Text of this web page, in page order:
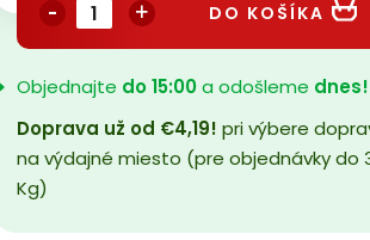
DO KOŠÍKA
Objednajte do 15:00a odošleme dnes!
Doprava už od €4,19! pri výbere
na výdajné miesto (pre objednávky do
Kg)